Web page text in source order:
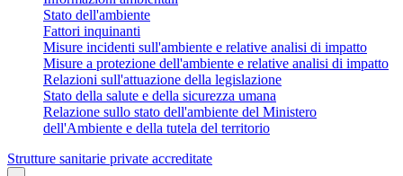
Stato dell'ambiente
Fattori inquinanti
Misure incidenti sull'ambiente e relative analisi di impatto
Misure a protezione dell'ambiente e relative analisi di impatto
Relazioni sull'attuazione della legislazione
Stato della salute e della sicurezza umana
Relazione sullo stato dell'ambiente del Ministero
dell'Ambiente e della tutela del territorio
Strutture sanitarie private accreditate